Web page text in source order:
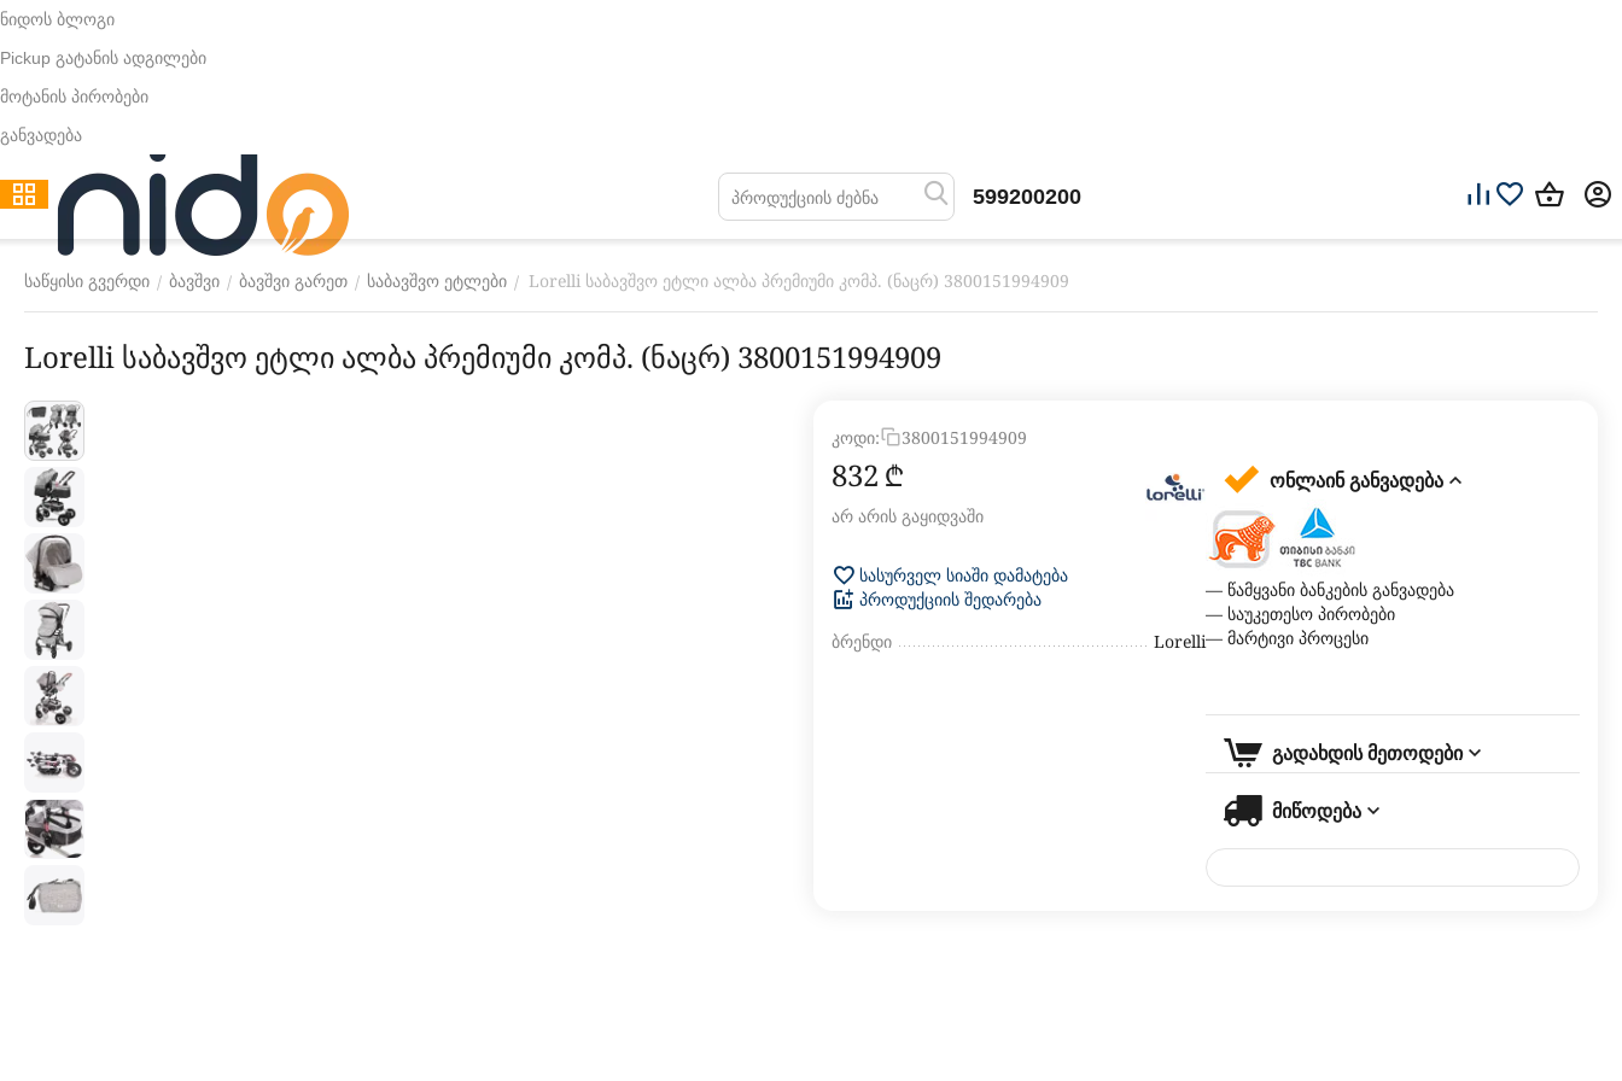
ნიდოს ბლოგი
Pickup გატანის ადგილები
მოტანის პირობები
განვადება
599200200
საწყისი გვერდი / ბავშვი / ბავშვი გარეთ / საბავშვო ეტლები / Lorelli საბავშვო ეტლი ალბა პრემიუმი კომპ. (ნაცრ) 3800151994909
Lorelli საბავშვო ეტლი ალბა პრემიუმი კომპ. (ნაცრ) 3800151994909
კოდი: 3800151994909
‍832‍ ₾
არ არის გაყიდვაში
სასურველ სიაში დამატება
პროდუქციის შედარება
ბრენდი Lorelli
ონლაინ განვადება
— წამყვანი ბანკების განვადება
— საუკეთესო პირობები
— მარტივი პროცესი
გადახდის მეთოდები
მიწოდება